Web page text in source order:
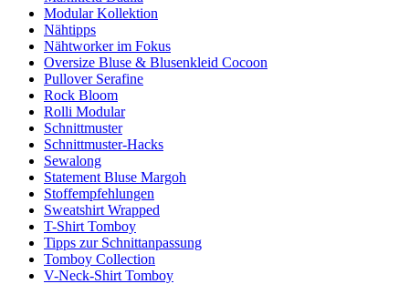
Modular Kollektion
Nähtipps
Nähtworker im Fokus
Oversize Bluse & Blusenkleid Cocoon
Pullover Serafine
Rock Bloom
Rolli Modular
Schnittmuster
Schnittmuster-Hacks
Sewalong
Statement Bluse Margoh
Stoffempfehlungen
Sweatshirt Wrapped
T-Shirt Tomboy
Tipps zur Schnittanpassung
Tomboy Collection
V-Neck-Shirt Tomboy